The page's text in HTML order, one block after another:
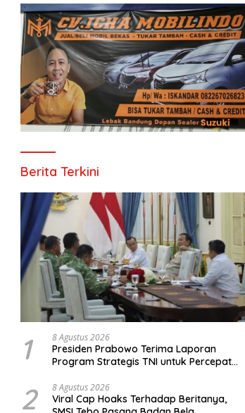
Berita Terkini
1 8 Agustus 2026
Presiden Prabowo Terima Laporan
Program Strategis TNI untuk Percepat
2 8 Agustus 2026
Viral Cap Hoaks Terhadap Beritanya,